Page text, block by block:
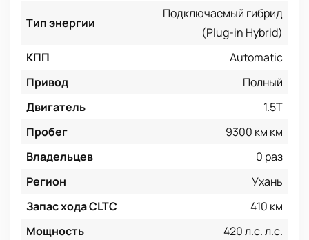
Тип энергии
Подключаемый гибрид
(Plug-in Hybrid)
КПП
Automatic
Привод
Полный
Двигатель
1.5T
Пробег
9300 км км
Владельцев
0 раз
Регион
Ухань
Запас хода CLTC
410 км
Мощность
420 л.с. л.с.